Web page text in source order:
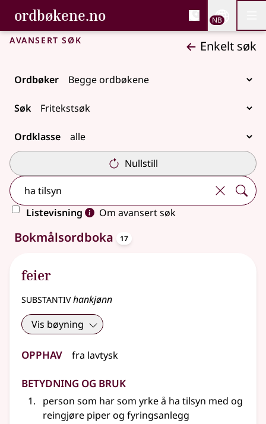
Gå til hovedinnhold
Tilgjengelighet
ordbøkene.no, Bokmålsordboka og
Bokmålsordboka og Nynorskordboka
NB
Avansert søk Enkelt søk
Ordbøker
Søk
Ordklasse
Nullstill
Listevisning
Om avansert søk
33 treff
Bokmålsordboka 17
feier
substantivhankjønn
Vis bøyning
Opphav fra lavtysk
Betydning og bruk
person som har som yrke å ha tilsyn med og
reingjøre piper og fyringsanlegg